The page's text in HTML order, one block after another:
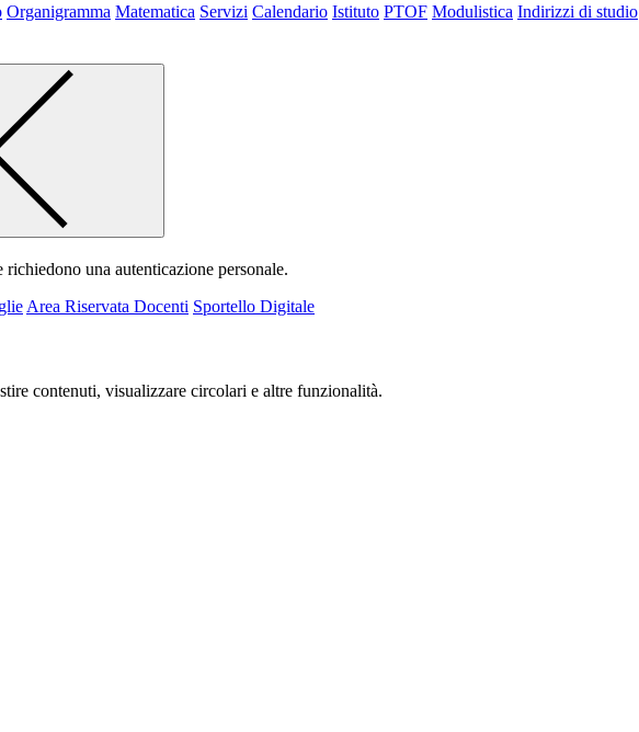
Organigramma Matematica Servizi Calendario Istituto PTOF Modulistica Indirizzi di studio
una autenticazione personale.
Area Riservata Docenti Sportello Digitale
contenuti, visualizzare circolari e altre funzionalità.